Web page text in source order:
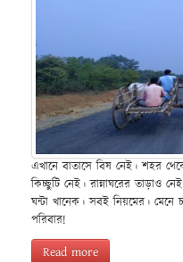
এখানে বাতাসে বিষ নেই। শহর
কিচ্ছুটি নেই। রান্নাঘরের তাড়াও
ঘন্টা খানেক। সবই নিয়মের।
পরিবার!
Read more